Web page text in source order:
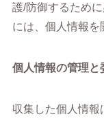
護/防御するため
には、個人情報を
個人情報の管理と
収集した個人情報